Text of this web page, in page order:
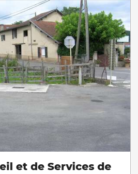
et de Services de